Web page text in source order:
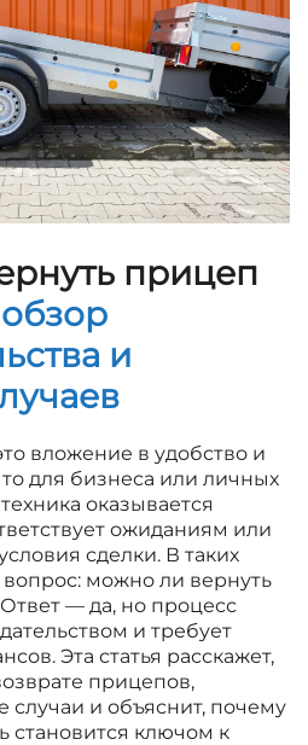
прицеп
обзор
и
вложение в удобство и
для бизнеса или личных
оказывается
ожиданиям или
сделки. В таких
вопрос: можно ли вернуть
— да, но процесс
и требует
Эта статья расскажет,
прицепов,
случаи и объяснит, почему
ключом к